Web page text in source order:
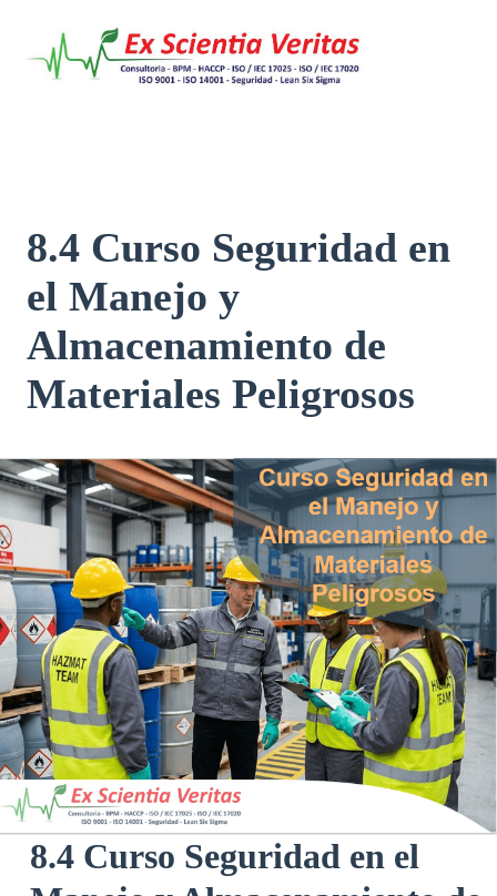
contenido
8.4 Curso Seguridad en
el Manejo y
Almacenamiento de
Materiales Peligrosos
8.4 Curso Seguridad en el